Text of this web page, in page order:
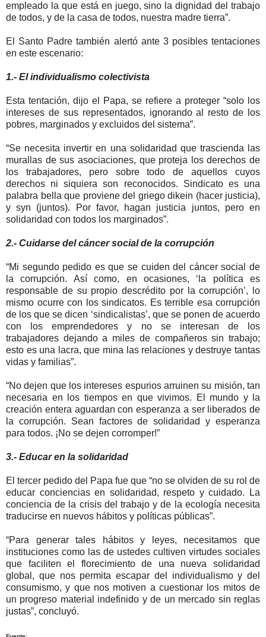
empleado la que está en juego, sino la dignidad del trabajo
de todos, y de la casa de todos, nuestra madre tierra”.
El Santo Padre también alertó ante 3 posibles tentaciones
en este escenario:
1.- El individualismo colectivista
Esta tentación, dijo el Papa, se refiere a proteger “solo los
intereses de sus representados, ignorando al resto de los
pobres, marginados y excluidos del sistema”.
“Se necesita invertir en una solidaridad que trascienda las
murallas de sus asociaciones, que proteja los derechos de
los trabajadores, pero sobre todo de aquellos cuyos
derechos ni siquiera son reconocidos. Sindicato es una
palabra bella que proviene del griego dikein (hacer justicia),
y syn (juntos). Por favor, hagan justicia juntos, pero en
solidaridad con todos los marginados”.
2.- Cuidarse del cáncer social de la corrupción
“Mi segundo pedido es que se cuiden del cáncer social de
la corrupción. Así como, en ocasiones, ‘la política es
responsable de su propio descrédito por la corrupción’, lo
mismo ocurre con los sindicatos. Es terrible esa corrupción
de los que se dicen ‘sindicalistas’, que se ponen de acuerdo
con los emprendedores y no se interesan de los
trabajadores dejando a miles de compañeros sin trabajo;
esto es una lacra, que mina las relaciones y destruye tantas
vidas y familias”.
“No dejen que los intereses espurios arruinen su misión, tan
necesaria en los tiempos en que vivimos. El mundo y la
creación entera aguardan con esperanza a ser liberados de
la corrupción. Sean factores de solidaridad y esperanza
para todos. ¡No se dejen corromper!”
3.- Educar en la solidaridad
El tercer pedido del Papa fue que “no se olviden de su rol de
educar conciencias en solidaridad, respeto y cuidado. La
conciencia de la crisis del trabajo y de la ecología necesita
traducirse en nuevos hábitos y políticas públicas”.
“Para generar tales hábitos y leyes, necesitamos que
instituciones como las de ustedes cultiven virtudes sociales
que faciliten el florecimiento de una nueva solidaridad
global, que nos permita escapar del individualismo y del
consumismo, y que nos motiven a cuestionar los mitos de
un progreso material indefinido y de un mercado sin reglas
justas”, concluyó.